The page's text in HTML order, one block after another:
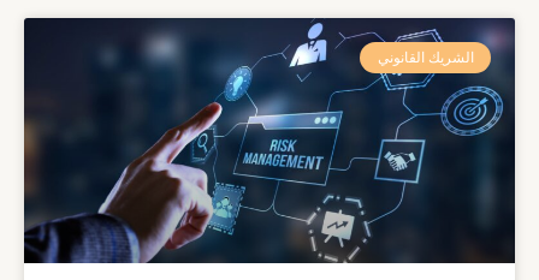
الشريك القانوني